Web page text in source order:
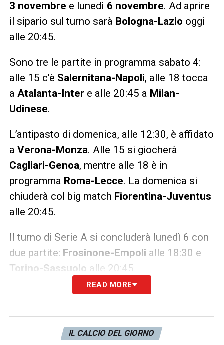
3 novembre e lunedì 6 novembre. Ad aprire
il sipario sul turno sarà Bologna-Lazio oggi
alle 20:45.
Sono tre le partite in programma sabato 4:
alle 15 c’è Salernitana-Napoli, alle 18 tocca
a Atalanta-Inter e alle 20:45 a Milan-
Udinese.
L’antipasto di domenica, alle 12:30, è affidato
a Verona-Monza. Alle 15 si giocherà
Cagliari-Genoa, mentre alle 18 è in
programma Roma-Lecce. La domenica si
chiuderà col big match Fiorentina-Juventus
alle 20:45.
Il turno di Serie A si concluderà lunedì 6 con
due partite: Frosinone-Empoli alle 18:30 e
Torino-Sassuolo alle 20:45.
Beukema, Calafiori, Lykogiannis; Ferguson,
READ MORE
IL CALCIO DEL GIORNO